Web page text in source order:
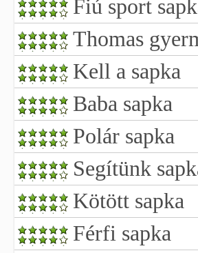
Fiú sport
Thomas
Kell a sapka
Baba sapka
Polár sapka
Segítünk
Kötött sapka
Férfi sapka